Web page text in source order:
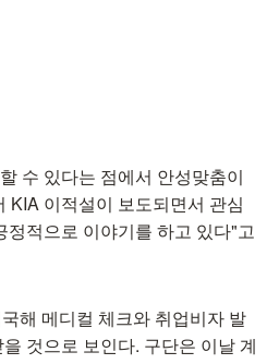
수 있다는 점에서 안성맞춤이
KIA 이적설이 보도되면서 관심
정적으로 이야기를 하고 있다"고
해 메디컬 체크와 취업비자 발
것으로 보인다. 구단은 이날 계